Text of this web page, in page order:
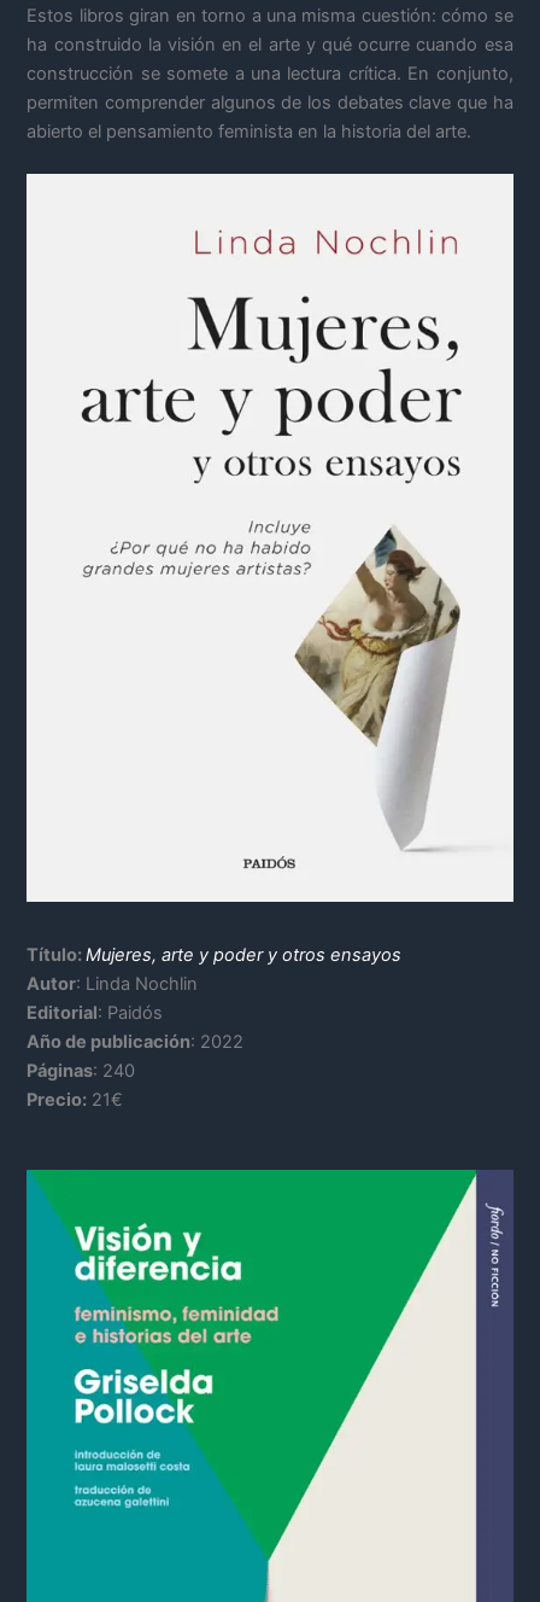
Estos libros giran en torno a una misma cuestión: cómo se
ha construido la visión en el arte y qué ocurre cuando esa
construcción se somete a una lectura crítica. En conjunto,
permiten comprender algunos de los debates clave que ha
abierto el pensamiento feminista en la historia del arte.
Título:Mujeres, arte y poder y otros ensayos
Autor: Linda Nochlin
Editorial: Paidós
Año de publicación: 2022
Páginas: 240
Precio: 21€